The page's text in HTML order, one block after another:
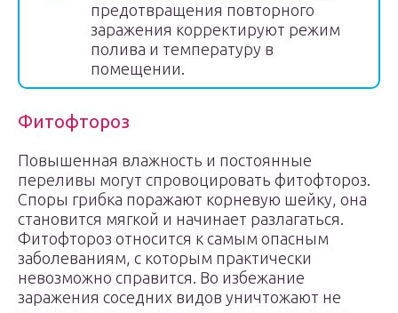
предотвращения повторного
заражения корректируют режим
полива и температуру в
помещении.
Фитофтороз
Повышенная влажность и постоянные
переливы могут спровоцировать фитофтороз.
Споры грибка поражают корневую шейку, она
становится мягкой и начинает разлагаться.
Фитофтороз относится к самым опасным
заболеваниям, с которым практически
невозможно справится. Во избежание
заражения соседних видов уничтожают не